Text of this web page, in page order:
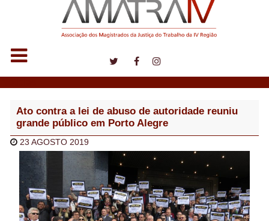
Ato contra a lei de abuso de autoridade reuniu
grande público em Porto Alegre
23 AGOSTO 2019